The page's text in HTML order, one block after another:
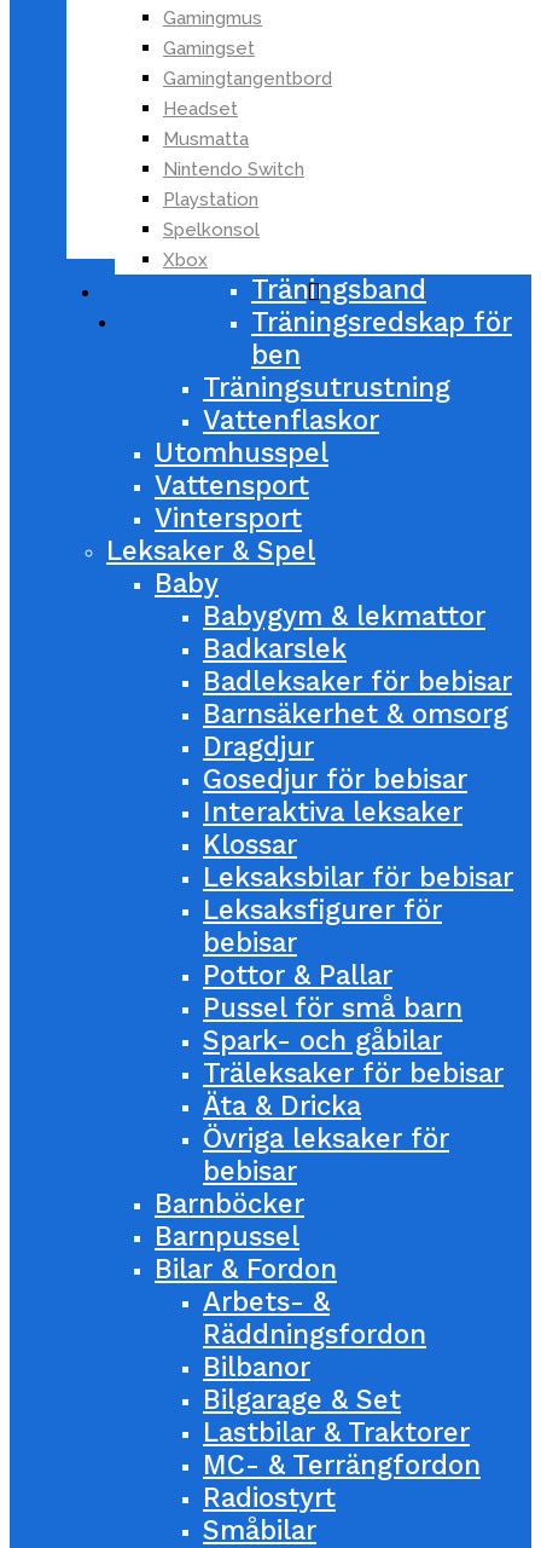
Gamingmus
Gamingset
Gamingtangentbord
Headset
Musmatta
Nintendo Switch
Playstation
Spelkonsol
Xbox
search
Bålstyrka
Fotfäste
Fria vikter
Pull-up
Romerska ringar
Tillbehör till
Träningsband
Träningsredskap för
ben
Träningsutrustning
Vattenflaskor
Utomhusspel
Vattensport
Vintersport
Leksaker & Spel
Baby
Babygym & lekmattor
Badkarslek
Badleksaker för bebisar
Barnsäkerhet & omsorg
Dragdjur
Gosedjur för bebisar
Interaktiva leksaker
Klossar
Leksaksbilar för bebisar
Leksaksfigurer för
bebisar
Pottor & Pallar
Pussel för små barn
Spark- och gåbilar
Träleksaker för bebisar
Äta & Dricka
Övriga leksaker för
bebisar
Barnböcker
Barnpussel
Bilar & Fordon
Arbets- &
Räddningsfordon
Bilbanor
Bilgarage & Set
Lastbilar & Traktorer
MC- & Terrängfordon
Radiostyrt
Småbilar